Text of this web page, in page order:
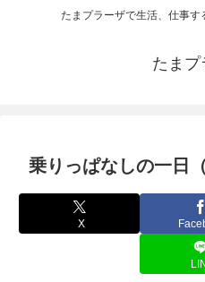
たまプラーザで生活、仕事す
たまプ
乗りっぱなしの一日
X